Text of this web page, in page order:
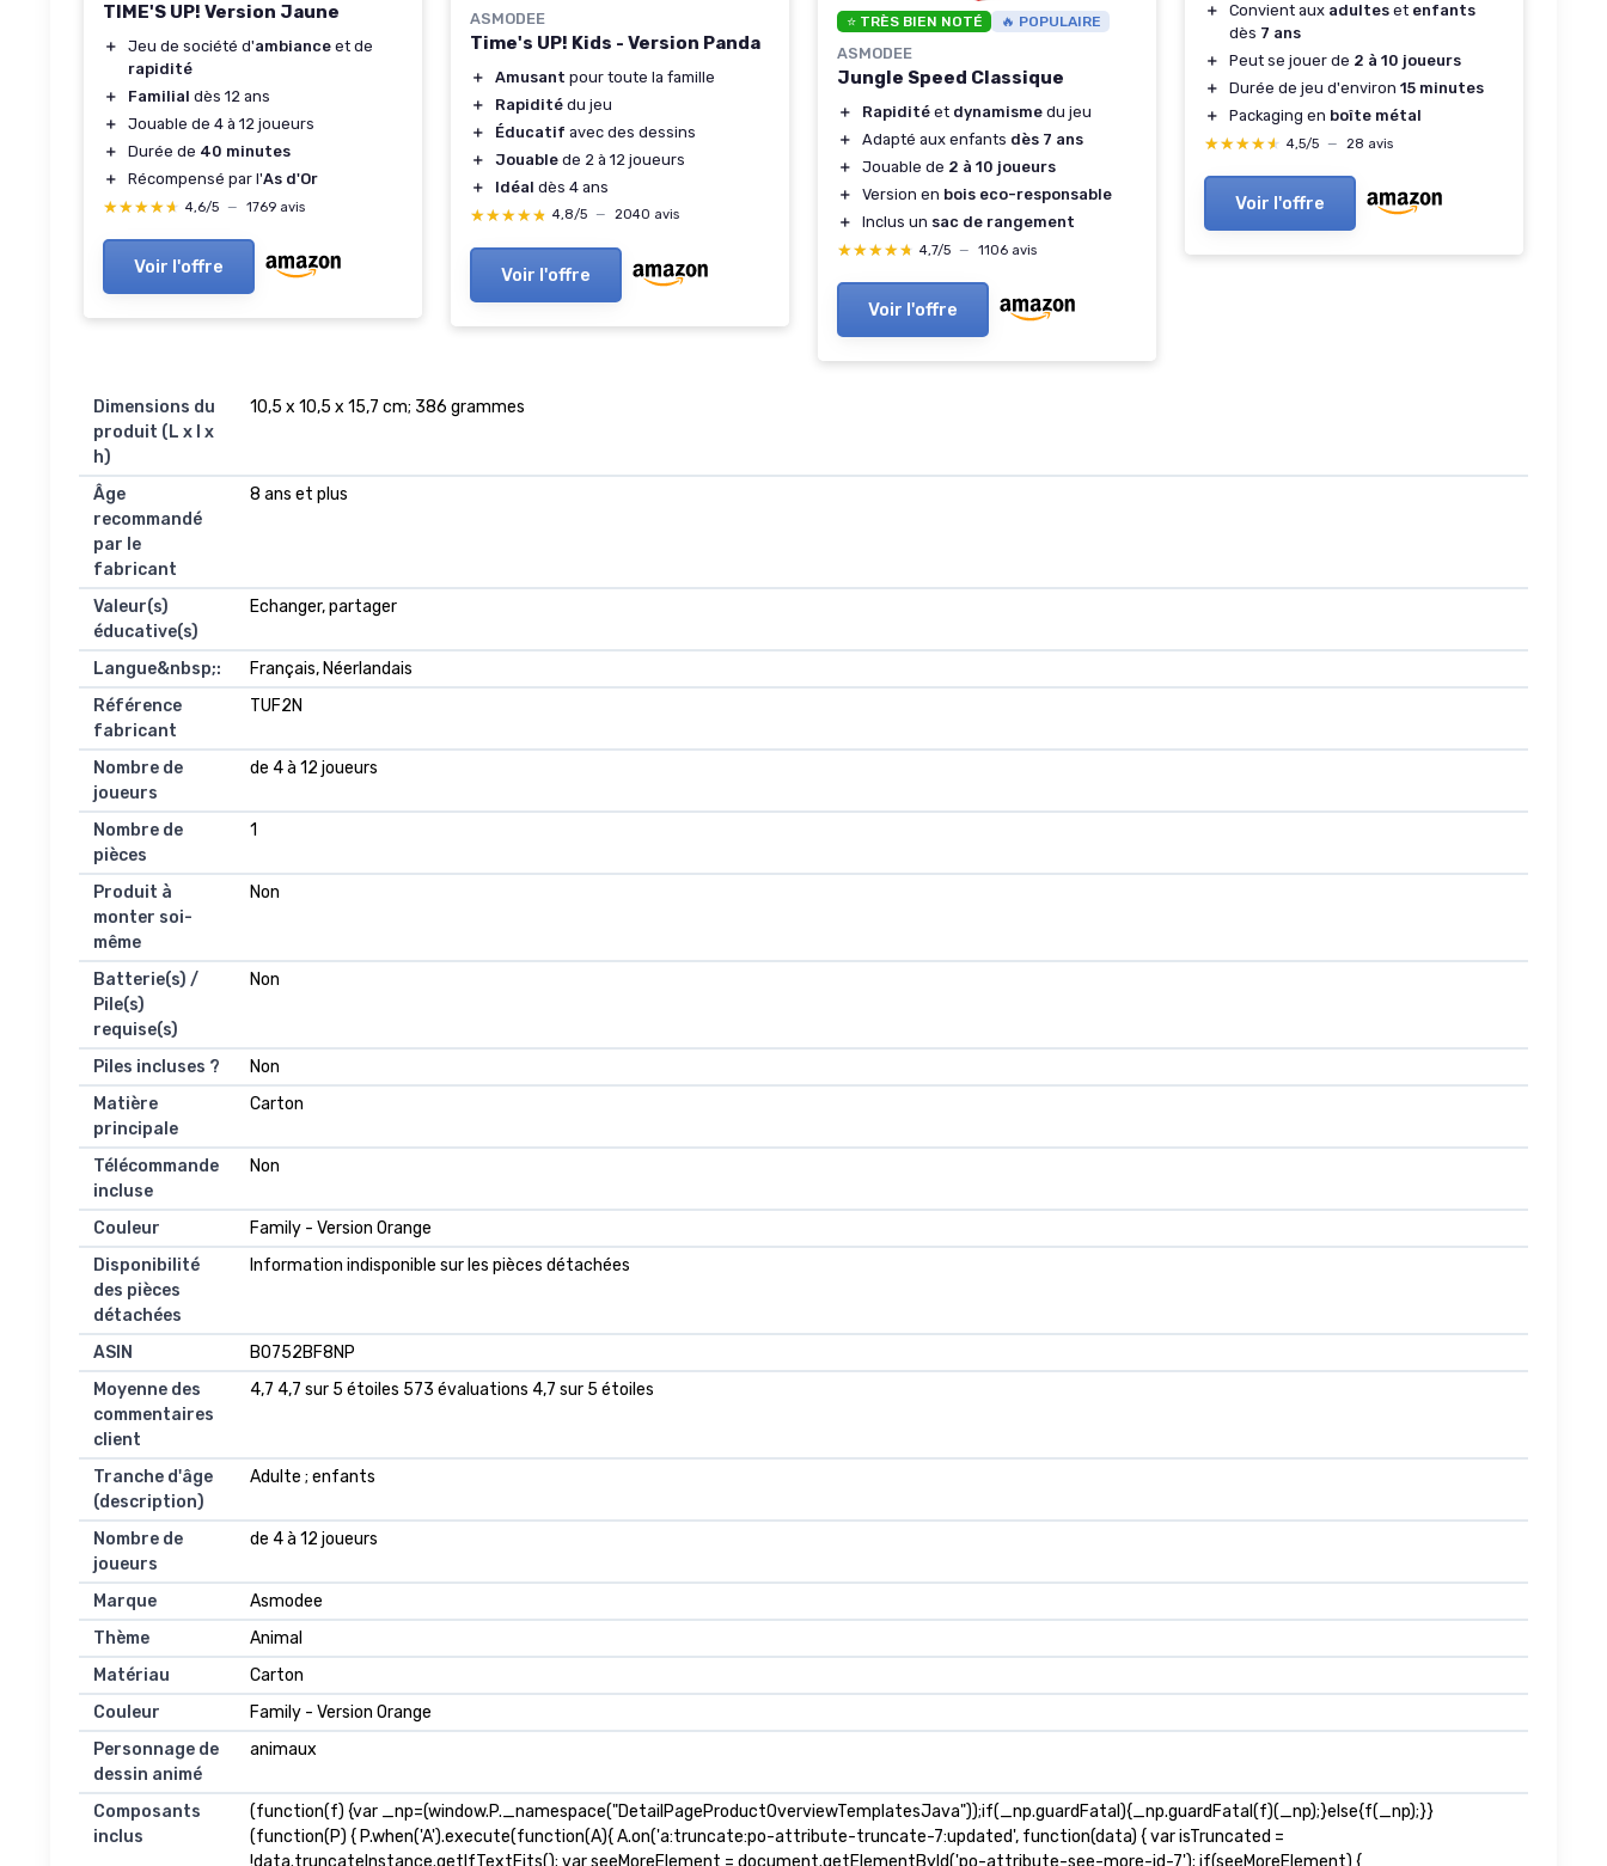
TIME'S UP! Version Jaune
＋ Jeu de société d'ambiance et de
rapidité
＋
Familial dès 12 ans
＋
Jouable de 4 à 12 joueurs
＋
Durée de 40 minutes
＋
Récompensé par l'As d'Or
★★★★★
★★★★★ 4,6/5 — 1769 avis
Voir l'offre
ASMODEE
Time's UP! Kids - Version Panda
＋ Amusant pour toute la famille
＋
Rapidité du jeu
＋
Éducatif avec des dessins
＋
Jouable de 2 à 12 joueurs
＋
Idéal dès 4 ans
★★★★★
★★★★★ 4,8/5 — 2040 avis
Voir l'offre
⭐ TRÈS BIEN NOTÉ 🔥 POPULAIRE
ASMODEE
Jungle Speed Classique
＋ Rapidité et dynamisme du jeu
＋
Adapté aux enfants dès 7 ans
＋
Jouable de 2 à 10 joueurs
＋
Version en bois eco-responsable
＋
Inclus un sac de rangement
★★★★★
★★★★★ 4,7/5 — 1106 avis
Voir l'offre
＋
Convient aux adultes et enfants
dès 7 ans
＋
Peut se jouer de 2 à 10 joueurs
＋
Durée de jeu d'environ 15 minutes
＋
Packaging en boîte métal
★★★★★
★★★★★ 4,5/5 — 28 avis
Voir l'offre
Dimensions du
produit (L x l x
h)
‎10,5 x 10,5 x 15,7 cm; 386 grammes
Âge
recommandé
par le
fabricant
‎8 ans et plus
Valeur(s)
éducative(s)
‎Echanger, partager
Langue&nbsp;:
‎Français, Néerlandais
Référence
fabricant
‎TUF2N
Nombre de
joueurs
‎de 4 à 12 joueurs
Nombre de
pièces
‎1
Produit à
monter soi-
même
‎Non
Batterie(s) /
Pile(s)
requise(s)
‎Non
Piles incluses ?
‎Non
Matière
principale
‎Carton
Télécommande
incluse
‎Non
Couleur
‎Family - Version Orange
Disponibilité
des pièces
détachées
‎Information indisponible sur les pièces détachées
ASIN
B0752BF8NP
Moyenne des
commentaires
client
4,7 4,7 sur 5 étoiles 573 évaluations 4,7 sur 5 étoiles
Tranche d'âge
(description)
Adulte ; enfants
Nombre de
joueurs
de 4 à 12 joueurs
Marque
Asmodee
Thème
Animal
Matériau
Carton
Couleur
Family - Version Orange
Personnage de
dessin animé
animaux
Composants
inclus
(function(f) {var _np=(window.P._namespace("DetailPageProductOverviewTemplatesJava"));if(_np.guardFatal){_np.guardFatal(f)(_np);}else{f(_np);}}
(function(P) { P.when('A').execute(function(A){ A.on('a:truncate:po-attribute-truncate-7:updated', function(data) { var isTruncated =